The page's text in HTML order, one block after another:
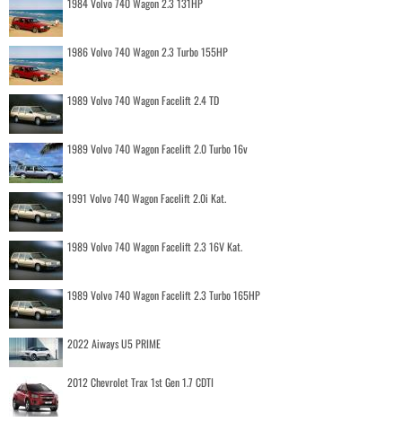
1984 Volvo 740 Wagon 2.3 131HP
1986 Volvo 740 Wagon 2.3 Turbo 155HP
1989 Volvo 740 Wagon Facelift 2.4 TD
1989 Volvo 740 Wagon Facelift 2.0 Turbo 16v
1991 Volvo 740 Wagon Facelift 2.0i Kat.
1989 Volvo 740 Wagon Facelift 2.3 16V Kat.
1989 Volvo 740 Wagon Facelift 2.3 Turbo 165HP
2022 Aiways U5 PRIME
2012 Chevrolet Trax 1st Gen 1.7 CDTI